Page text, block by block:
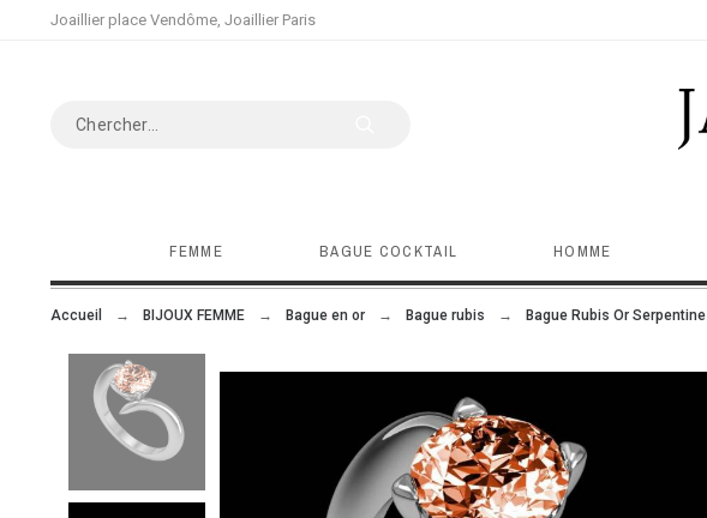
Joaillier place Vendôme, Joaillier Paris
FEMME BAGUE COCKTAIL HOMME
Accueil BIJOUX FEMME Bague en or Bague rubis Bague Rubis Or Serpentine